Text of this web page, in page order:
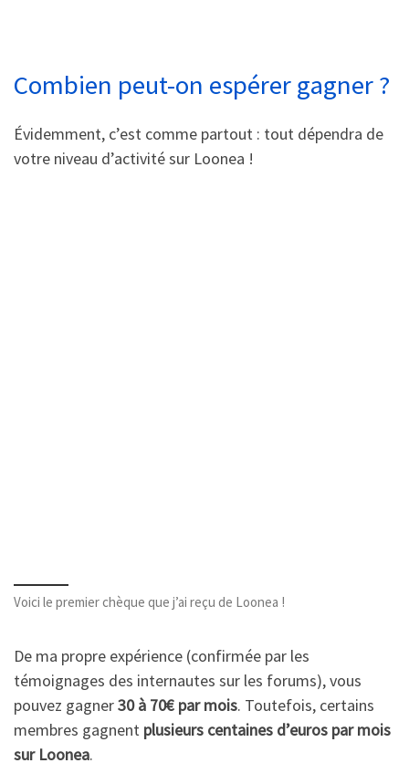
Combien peut-on espérer gagner ?
Évidemment, c’est comme partout : tout dépendra de
votre niveau d’activité sur Loonea !
Voici le premier chèque que j’ai reçu de Loonea !
De ma propre expérience (confirmée par les
témoignages des internautes sur les forums), vous
pouvez gagner30 à 70€ par mois. Toutefois, certains
membres gagnent plusieurs centaines d’euros par mois
sur Loonea.